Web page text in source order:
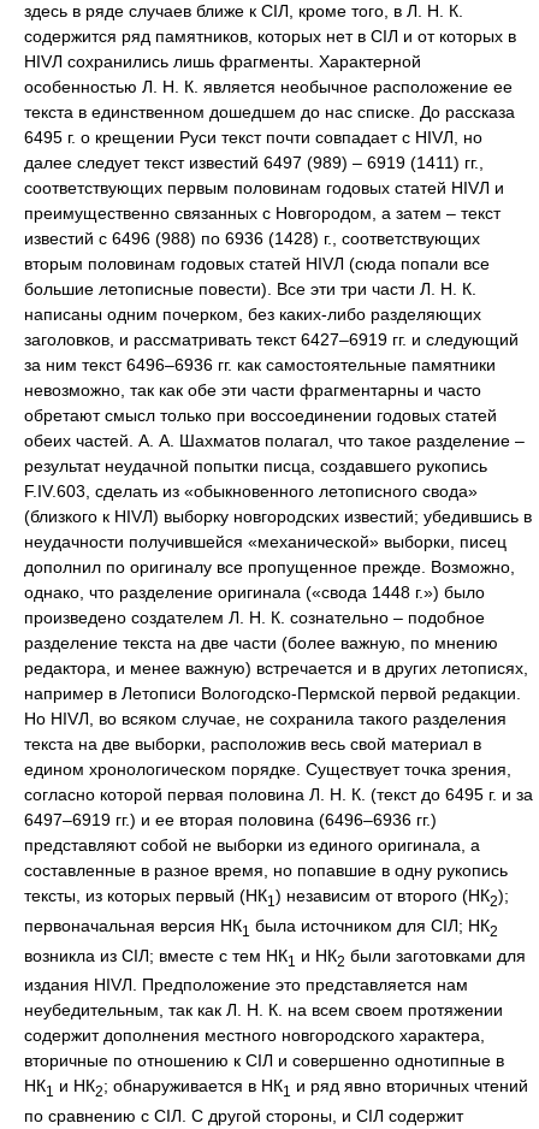
здесь в ряде случаев ближе к СIЛ, кроме того, в Л. Н. К.
содержится ряд памятников, которых нет в СIЛ и от которых в
НIVЛ сохранились лишь фрагменты. Характерной
особенностью Л. Н. К. является необычное расположение ее
текста в единственном дошедшем до нас списке. До рассказа
6495 г. о крещении Руси текст почти совпадает с HIVЛ, но
далее следует текст известий 6497 (989) – 6919 (1411) гг.,
соответствующих первым половинам годовых статей HIVЛ и
преимущественно связанных с Новгородом, а затем – текст
известий с 6496 (988) по 6936 (1428) г., соответствующих
вторым половинам годовых статей НIVЛ (сюда попали все
большие летописные повести). Все эти три части Л. Н. К.
написаны одним почерком, без каких-либо разделяющих
заголовков, и рассматривать текст 6427–6919 гг. и следующий
за ним текст 6496–6936 гг. как самостоятельные памятники
невозможно, так как обе эти части фрагментарны и часто
обретают смысл только при воссоединении годовых статей
обеих частей. А. А. Шахматов полагал, что такое разделение –
результат неудачной попытки писца, создавшего рукопись
F.IV.603, сделать из «обыкновенного летописного свода»
(близкого к НIVЛ) выборку новгородских известий; убедившись в
неудачности получившейся «механической» выборки, писец
дополнил по оригиналу все пропущенное прежде. Возможно,
однако, что разделение оригинала («свода 1448 г.») было
произведено создателем Л. Н. К. сознательно – подобное
разделение текста на две части (более важную, по мнению
редактора, и менее важную) встречается и в других летописях,
например в Летописи Вологодско-Пермской первой редакции.
Но НIVЛ, во всяком случае, не сохранила такого разделения
текста на две выборки, расположив весь свой материал в
едином хронологическом порядке. Существует точка зрения,
согласно которой первая половина Л. Н. К. (текст до 6495 г. и за
6497–6919 гг.) и ее вторая половина (6496–6936 гг.)
представляют собой не выборки из единого оригинала, а
составленные в разное время, но попавшие в одну рукопись
тексты, из которых первый (НК1 ) независим от второго (НК2);
первоначальная версия НК1 была источником для СIЛ; НК2
возникла из СIЛ; вместе с тем HК1 и НК2 были заготовками для
издания НIVЛ. Предположение это представляется нам
неубедительным, так как Л. Н. К. на всем своем протяжении
содержит дополнения местного новгородского характера,
вторичные по отношению к СIЛ и совершенно однотипные в
НК1 и НК2; обнаруживается в НК1
и ряд явно вторичных чтений
по сравнению с СIЛ. С другой стороны, и СIЛ содержит